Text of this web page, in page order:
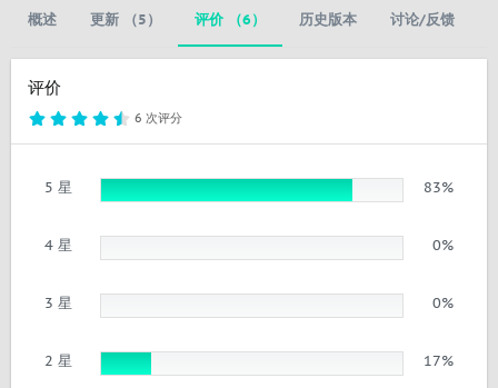
概述 更新 （5） 评价 （6） 历史版本 讨论/反馈
评价
4
5
星
6 次评分
5 星 83%
4 星 0%
3 星 0%
2 星 17%